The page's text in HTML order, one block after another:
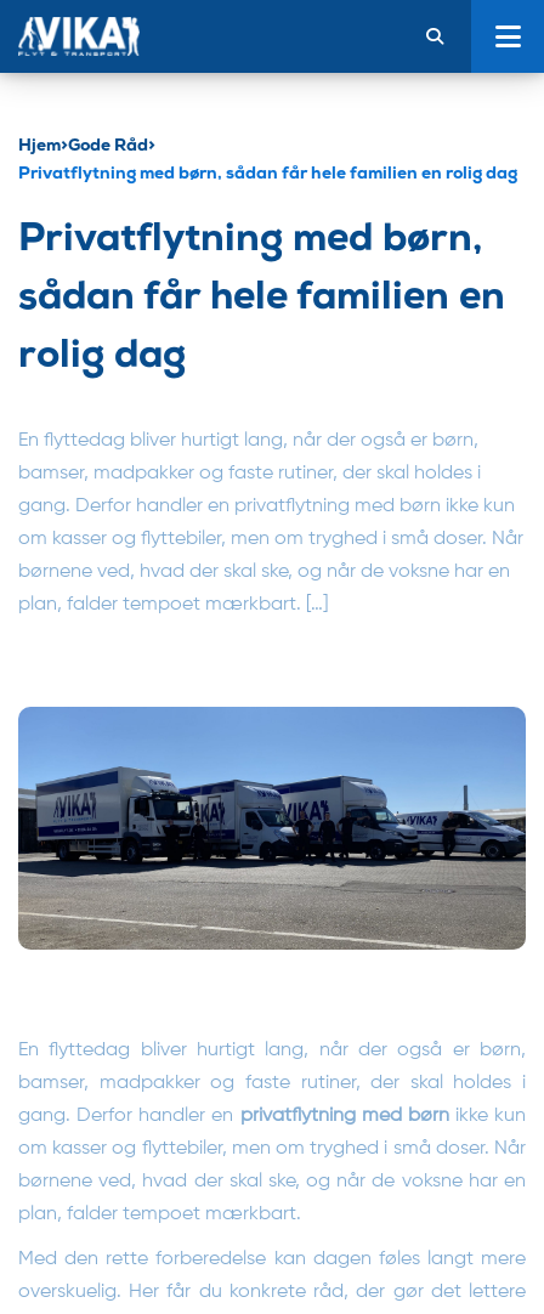
Hjem>Gode Råd>
Privatflytning med børn, sådan får hele familien en rolig dag
Privatflytning med børn,
sådan får hele familien en
rolig dag
En flyttedag bliver hurtigt lang, når der også er børn,
bamser, madpakker og faste rutiner, der skal holdes i
gang. Derfor handler en privatflytning med børn ikke kun
om kasser og flyttebiler, men om tryghed i små doser. Når
børnene ved, hvad der skal ske, og når de voksne har en
plan, falder tempoet mærkbart. […]
En flyttedag bliver hurtigt lang, når der også er børn,
bamser, madpakker og faste rutiner, der skal holdes i
gang. Derfor handler en privatflytning med børnikke kun
om kasser og flyttebiler, men om tryghed i små doser. Når
børnene ved, hvad der skal ske, og når de voksne har en
plan, falder tempoet mærkbart.
Med den rette forberedelse kan dagen føles langt mere
overskuelig. Her får du konkrete råd, der gør det lettere